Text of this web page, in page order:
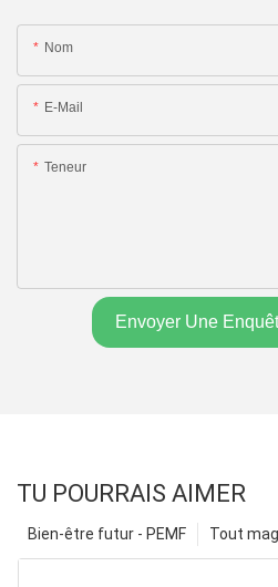
Nom
E-Mail
Teneur
Envoyer Une
TU POURRAIS AIMER
Tout
Bien-être futur - PEMF